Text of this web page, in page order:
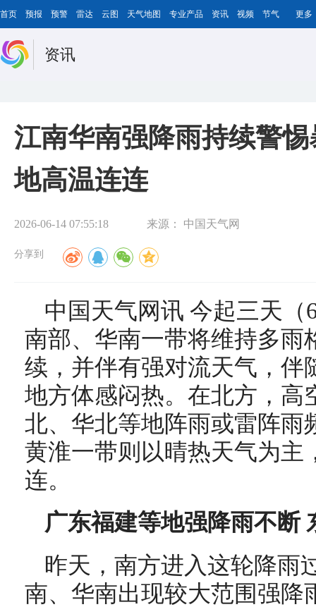
首页 预报 预警 雷达 云图 天气地图 专业产品 资讯 视频 节气 更多
资讯
江南华南强降雨持续警
地高温连连
2026-06-14 07:55:18 来源： 中国天气网
分享到
中国天气网讯 今起三天（
南部、华南一带将维持多雨
续，并伴有强对流天气，伴
地方体感闷热。在北方，高
北、华北等地阵雨或雷阵雨
黄淮一带则以晴热天气为主
连。
广东福建等地强降雨不断
昨天，南方进入这轮降雨
南、华南出现较大范围强降